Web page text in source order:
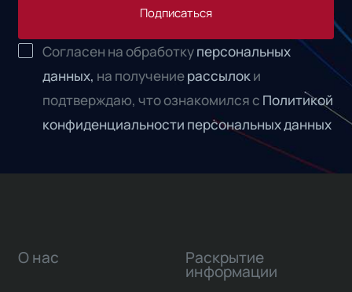
Подписаться
Согласен на обработкуперсональных
данных, на получениерассылоки
подтверждаю, что ознакомился с Политикой
конфиденциальности персональных данных
О нас Раскрытие
информации